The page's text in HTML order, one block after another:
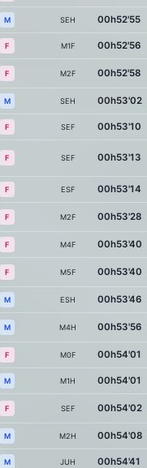
M SEH 00h52'55
F M1F 00h52'56
F M2F 00h52'58
M SEH 00h53'02
F SEF 00h53'10
F SEF 00h53'13
F ESF 00h53'14
F M2F 00h53'28
F M4F 00h53'40
F M5F 00h53'40
M ESH 00h53'46
M M4H 00h53'56
F M0F 00h54'01
M M1H 00h54'01
F SEF 00h54'02
M M2H 00h54'08
M JUH 00h54'41